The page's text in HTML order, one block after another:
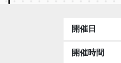
開催日
開催時間